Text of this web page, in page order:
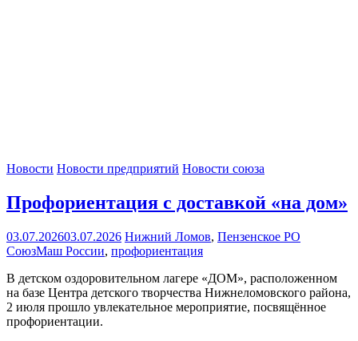
Новости Новости предприятий Новости союза
Профориентация с доставкой «на дом»
03.07.202603.07.2026 Нижний Ломов, Пензенское РО
СоюзМаш России, профориентация
В детском оздоровительном лагере «ДОМ», расположенном
на базе Центра детского творчества Нижнеломовского района,
2 июля прошло увлекательное мероприятие, посвящённое
профориентации.